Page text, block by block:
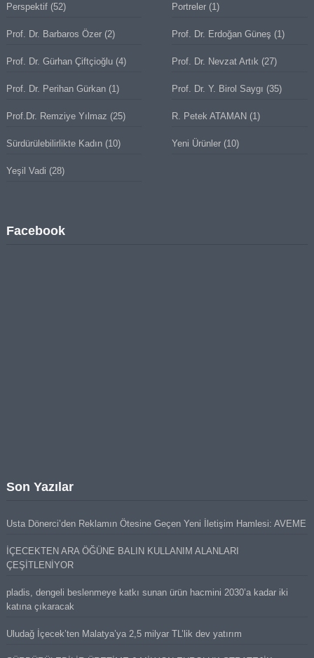
Perspektif(52) Portreler (1)
Prof. Dr. Barbaros Özer(2) Prof. Dr. Erdoğan Güneş (1)
Prof. Dr. Gürhan Çiftçioğlu(4) Prof. Dr. Nevzat Artık (27)
Prof. Dr. Perihan Gürkan(1) Prof. Dr. Y. Birol Saygı (35)
Prof.Dr. Remziye Yılmaz (25) R. Petek ATAMAN (1)
Sürdürülebilirlikte Kadın(10) Yeni Ürünler (10)
Yeşil Vadi (28)
Facebook
Son Yazılar
Usta Dönerci’den Reklamın Ötesine Geçen Yeni İletişim Hamlesi: AVEME
İÇECEKTEN ARA ÖĞÜNE BALIN KULLANIM ALANLARI
ÇEŞİTLENİYOR
pladis, dengeli beslenmeye katkı sunan ürün hacmini 2030’a kadar iki
katına çıkaracak
Uludağ İçecek’ten Malatya’ya 2,5 milyar TL’lik dev yatırım